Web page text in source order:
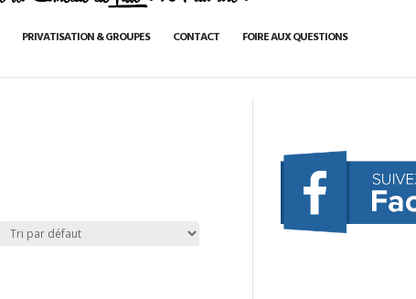
PRIVATISATION & GROUPES CONTACT FOIRE AUX QUESTIONS